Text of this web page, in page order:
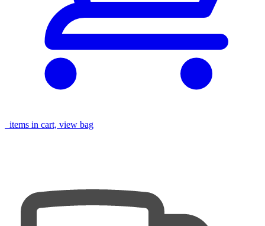
items in cart, view bag